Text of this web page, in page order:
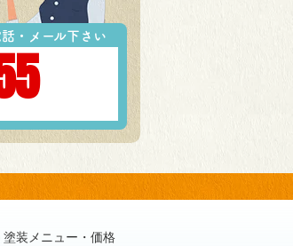
・メール下さい
塗装メニュー・価格